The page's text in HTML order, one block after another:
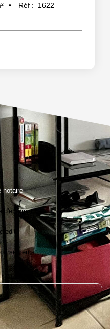
Réf : 1622
notaire
d'emprunt